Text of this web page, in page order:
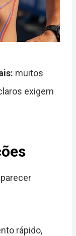
muitos
exigem
rápido,